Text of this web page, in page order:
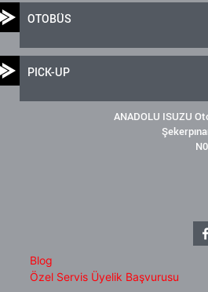
OTOBÜS
PICK-UP
ANADOLU ISUZU
Blog
Özel Servis Üyelik Başvurusu